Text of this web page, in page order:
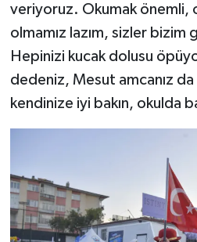
veriyoruz. Okumak önemli,
olmamız lazım, sizler bizim
Hepinizi kucak dolusu
dedeniz, Mesut amcanız
kendinize iyi bakın, okulda